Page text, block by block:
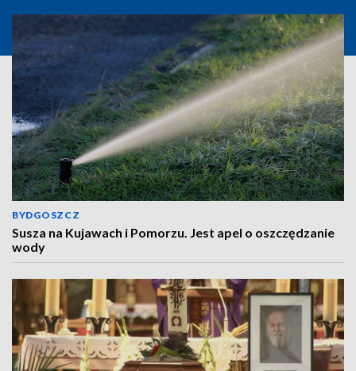
BYDGOSZCZ
Susza na Kujawach i Pomorzu. Jest apel o oszczędzanie
wody